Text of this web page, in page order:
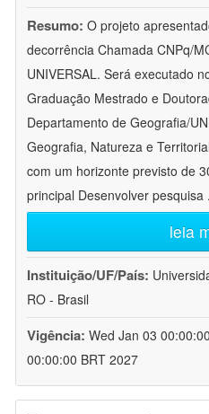
Resumo: O projeto
decorrência Chamada CNPq/
UNIVERSAL. Será executado
Graduação Mestrado e
Departamento de Geografia/
Geografia, Natureza e
com um horizonte previsto de
principal Desenvolver pesquisa
leia
Instituição/UF/País:
RO - Brasil
Vigência: Wed Jan 03
00:00:00 BRT 2027